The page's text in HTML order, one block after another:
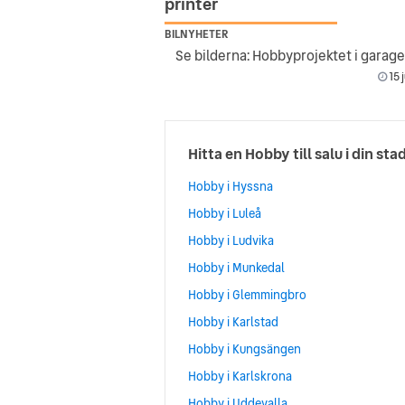
BILNYHETER
15
Hitta en Hobby till salu i din stad
Hobby i Hyssna
Hobby i Luleå
Hobby i Ludvika
Hobby i Munkedal
Hobby i Glemmingbro
Hobby i Karlstad
Hobby i Kungsängen
Hobby i Karlskrona